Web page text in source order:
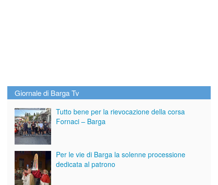
Giornale di Barga Tv
Tutto bene per la rievocazione della corsa
Fornaci – Barga
Per le vie di Barga la solenne processione
dedicata al patrono